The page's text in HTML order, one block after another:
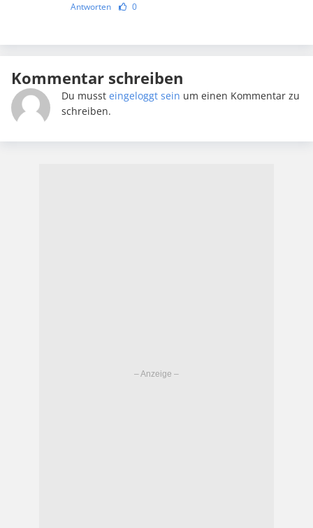
Antworten 0
Kommentar schreiben
Du musst eingeloggt sein um einen Kommentar zu
schreiben.